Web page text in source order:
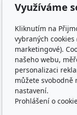
Útěchovská
IČO:
Nákup
Doprava a
Ochrana
Obchodní
Využíváme
Kliknutím na
vybraných
marketingové).
našeho webu,
personalizaci
můžete
nastavení.
Prohlášení o